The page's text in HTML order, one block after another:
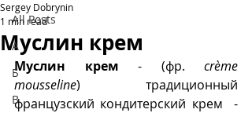
All Posts
А
Б
В
Муслин крем
Sergey Dobrynin
1 min read
Муслин крем - (фр. crème
mousseline)  традиционный
французский кондитерский крем  -